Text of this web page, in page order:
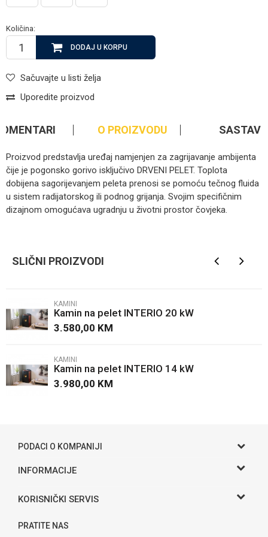
Količina:
DODAJ U KORPU
Sačuvajte u listi želja
Uporedite proizvod
O PROIZVODU SASTAV
Proizvod predstavlja uređaj namjenjen za zagrijavanje ambijenta
čije je pogonsko gorivo isključivo DRVENI PELET. Toplota
dobijena sagorijevanjem peleta prenosi se pomoću tečnog fluida
u sistem radijatorskog ili podnog grijanja. Svojim specifičnim
dizajnom omogućava ugradnju u životni prostor čovjeka.
Poruka
SLIČNI PROIZVODI
KAMINI
Kamin na pelet INTERIO 20 kW
3.580,00 KM
KAMINI
Kamin na pelet INTERIO 14 kW
3.980,00 KM
PODACI O KOMPANIJI
Gama S doo
Adresa
Telefon:
INFORMACIJE
O nama
KORISNIČKI SERVIS
Uslovi korišćenja i prodaje
PRATITE NAS